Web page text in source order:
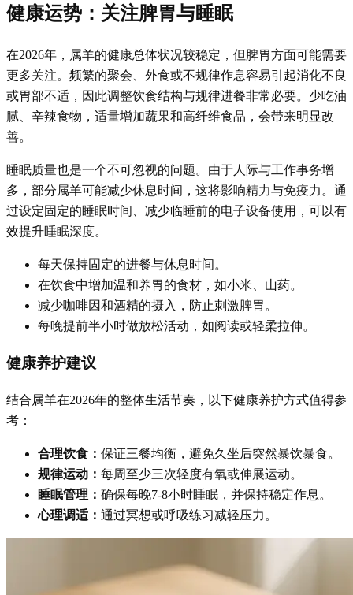
健康运势：关注脾胃与睡眠
在2026年，属羊的健康总体状况较稳定，但脾胃方面可能需要
更多关注。频繁的聚会、外食或不规律作息容易引起消化不良
或胃部不适，因此调整饮食结构与规律进餐非常必要。少吃油
腻、辛辣食物，适量增加蔬果和高纤维食品，会带来明显改
善。
睡眠质量也是一个不可忽视的问题。由于人际与工作事务增
多，部分属羊可能减少休息时间，这将影响精力与免疫力。通
过设定固定的睡眠时间、减少临睡前的电子设备使用，可以有
效提升睡眠深度。
每天保持固定的进餐与休息时间。
在饮食中增加温和养胃的食材，如小米、山药。
减少咖啡因和酒精的摄入，防止刺激脾胃。
每晚提前半小时做放松活动，如阅读或轻柔拉伸。
健康养护建议
结合属羊在2026年的整体生活节奏，以下健康养护方式值得参
考：
合理饮食： 保证三餐均衡，避免久坐后突然暴饮暴食。
规律运动： 每周至少三次轻度有氧或伸展运动。
睡眠管理： 确保每晚7-8小时睡眠，并保持稳定作息。
心理调适： 通过冥想或呼吸练习减轻压力。